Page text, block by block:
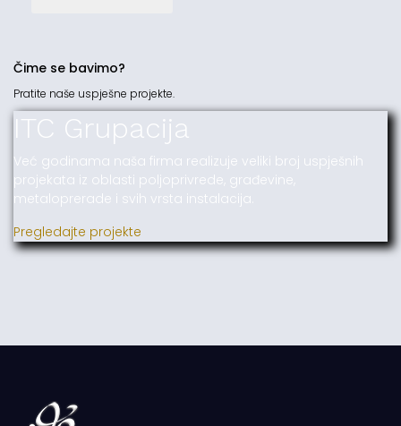
Čime se bavimo?
Pratite naše uspješne projekte.
ITC Grupacija
Već godinama naša firma realizuje veliki broj uspješnih
projekata iz oblasti poljoprivrede, građevine,
metaloprerade i svih vrsta instalacija.
Pregledajte projekte